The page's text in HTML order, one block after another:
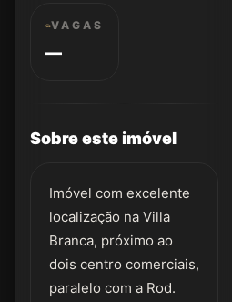
VAGAS
—
Sobre este imóvel
Imóvel com excelente
localização na Villa
Branca, próximo ao
dois centro comerciais,
paralelo com a Rod.